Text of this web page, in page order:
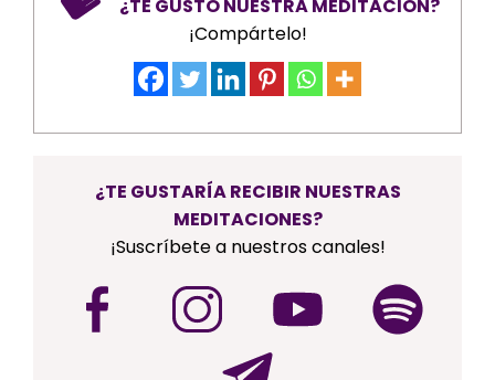
¿TE GUSTÓ NUESTRA MEDITACIÓN?
¡Compártelo!
¿TE GUSTARÍA RECIBIR NUESTRAS
MEDITACIONES?
¡Suscríbete a nuestros canales!